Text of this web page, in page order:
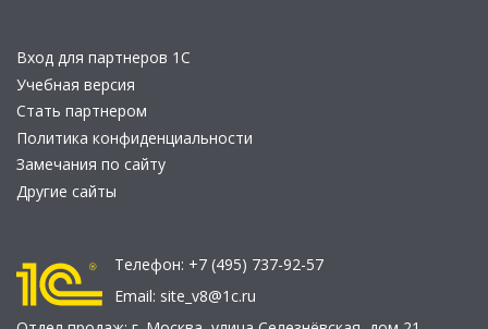
Вход для партнеров 1С
Учебная версия
Стать партнером
Политика конфиденциальности
Замечания по сайту
Другие сайты
Телефон: +7 (495) 737-92-57
Email: site_v8@1c.ru